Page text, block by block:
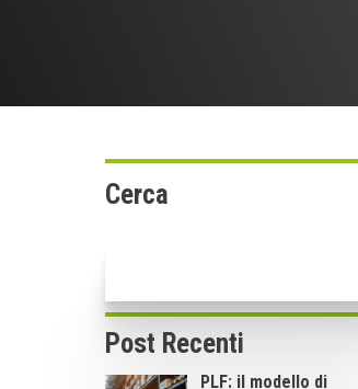
Cerca
Post Recenti
PLF: il modello di